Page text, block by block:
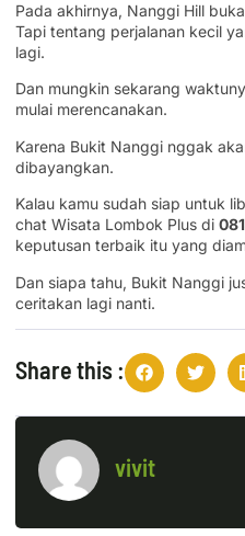
Pada akhirnya, Nanggi Hill
Tapi tentang perjalanan kecil
lagi.
Dan mungkin sekarang
mulai merencanakan.
Karena Bukit Nanggi nggak
dibayangkan.
Kalau kamu sudah siap untuk
chat Wisata Lombok Plus di
keputusan terbaik itu yang
Dan siapa tahu, Bukit Nanggi
ceritakan lagi nanti.
Share this :
vivit